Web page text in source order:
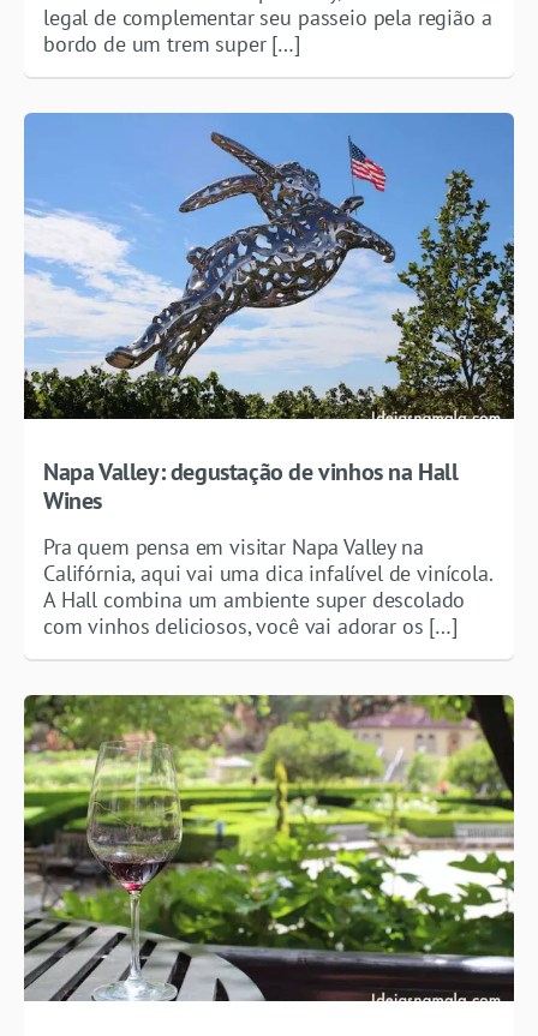
legal de complementar seu passeio pela região a
bordo de um trem super […]
Napa Valley: degustação de vinhos na Hall
Wines
Pra quem pensa em visitar Napa Valley na
Califórnia, aqui vai uma dica infalível de vinícola.
A Hall combina um ambiente super descolado
com vinhos deliciosos, você vai adorar os […]